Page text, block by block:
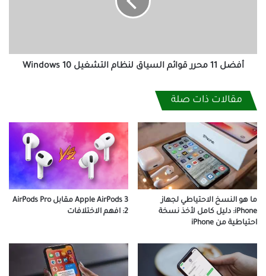
10
أفضل 11 محرر قوائم السياق لنظام التشغيل Windows 10
مقالات ذات صلة
ما هو النسخ الاحتياطي لجهاز
iPhone: دليل كامل لأخذ نسخة
احتياطية من iPhone
Apple AirPods 3 مقابل AirPods Pro
2: افهم الاختلافات